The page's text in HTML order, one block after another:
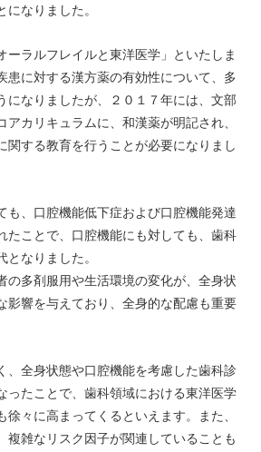
なりました。
ーラルフレイルと東洋医学」といたしま
患に対する漢方薬の有効性について、多
になりましたが、２０１７年には、文部
カリキュラムに、和漢薬が明記され、
関する教育を行うことが必要になりまし
も、口腔機能低下症および口腔機能発達
たことで、口腔機能にも対しても、歯科
なりました。
の多剤服用や生活環境の変化が、全身状
影響を与えており、全身的な配慮も重要
、全身状態や口腔機能を考慮した歯科診
ったことで、歯科領域における東洋医学
々に高まってくるといえます。また、
複雑なリスク因子が関連していることも